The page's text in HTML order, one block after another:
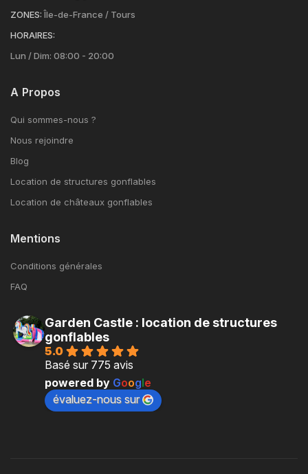
ZONES: Île-de-France / Tours
HORAIRES:
Lun / Dim: 08:00 - 20:00
A Propos
Qui sommes-nous ?
Nous rejoindre
Blog
Location de structures gonflables
Location de châteaux gonflables
Mentions
Conditions générales
FAQ
Garden Castle : location de structures
gonflables
5.0
Basé sur 775 avis
powered by Google
évaluez-nous sur